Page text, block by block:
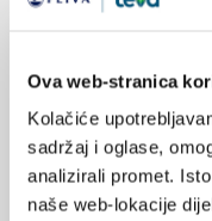
Ova web-stranica
Kolačiće
sadržaj i oglase,
analizirali promet.
naše web-lokacije
izazov, obuhvaćajući
odgovora.
terapijskih obilježja
optimizaciju liječenja